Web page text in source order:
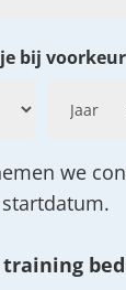
bij
Jaar
we